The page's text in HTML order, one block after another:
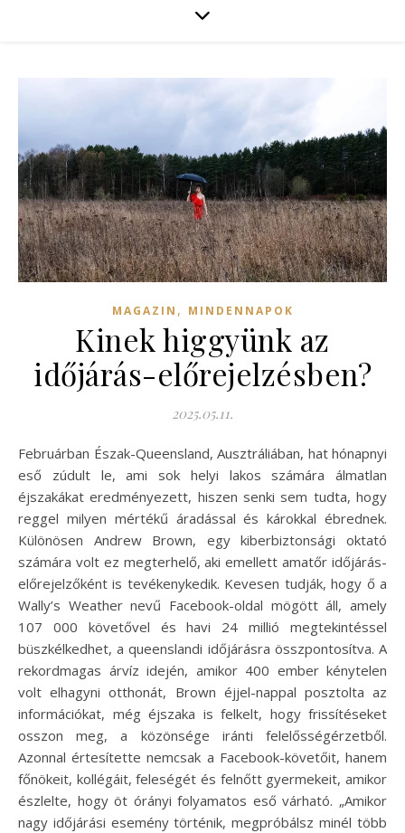
MAGAZIN , MINDENNAPOK
Kinek higgyünk az
időjárás-előrejelzésben?
2025.05.11.
Februárban Észak-Queensland, Ausztráliában, hat hónapnyi
eső zúdult le, ami sok helyi lakos számára álmatlan
éjszakákat eredményezett, hiszen senki sem tudta, hogy
reggel milyen mértékű áradással és károkkal ébrednek.
Különösen Andrew Brown, egy kiberbiztonsági oktató
számára volt ez megterhelő, aki emellett amatőr időjárás-
előrejelzőként is tevékenykedik. Kevesen tudják, hogy ő a
Wally’s Weather nevű Facebook-oldal mögött áll, amely
107 000 követővel és havi 24 millió megtekintéssel
büszkélkedhet, a queenslandi időjárásra összpontosítva. A
rekordmagas árvíz idején, amikor 400 ember kénytelen
volt elhagyni otthonát, Brown éjjel-nappal posztolta az
információkat, még éjszaka is felkelt, hogy frissítéseket
osszon meg, a közönsége iránti felelősségérzetből.
Azonnal értesítette nemcsak a Facebook-követőit, hanem
főnökeit, kollégáit, feleségét és felnőtt gyermekeit, amikor
észlelte, hogy öt órányi folyamatos eső várható. „Amikor
nagy időjárási esemény történik, megpróbálsz minél több